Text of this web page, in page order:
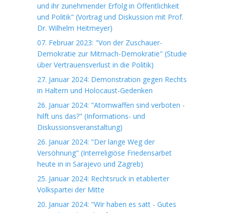
und ihr zunehmender Erfolg in Öffentlichkeit
und Politik" (Vortrag und Diskussion mit Prof.
Dr. Wilhelm Heitmeyer)
07. Februar 2023: "Von der Zuschauer-
Demokratie zur Mitmach-Demokratie" (Studie
über Vertrauensverlust in die Politik)
27. Januar 2024: Demonstration gegen Rechts
in Haltern und Holocaust-Gedenken
26. Januar 2024: "Atomwaffen sind verboten -
hilft uns das?" (Informations- und
Diskussionsveranstaltung)
26. Januar 2024: "Der lange Weg der
Versöhnung" (Interreligiöse Friedensarbet
heute in in Sarajevo und Zagreb)
25. Januar 2024: Rechtsruck in etablierter
Volkspartei der Mitte
20. Januar 2024: "Wir haben es satt - Gutes